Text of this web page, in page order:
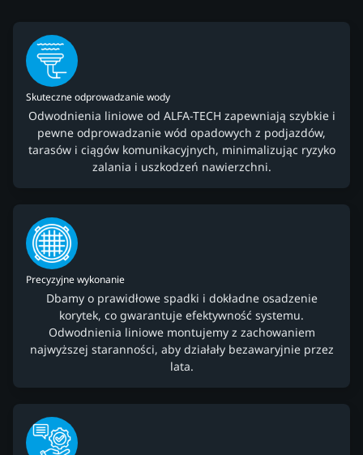
Skuteczne odprowadzanie wody
Odwodnienia liniowe od ALFA-TECH zapewniają szybkie i
pewne odprowadzanie wód opadowych z podjazdów,
tarasów i ciągów komunikacyjnych, minimalizując ryzyko
zalania i uszkodzeń nawierzchni.
Precyzyjne wykonanie
Dbamy o prawidłowe spadki i dokładne osadzenie
korytek, co gwarantuje efektywność systemu.
Odwodnienia liniowe montujemy z zachowaniem
najwyższej staranności, aby działały bezawaryjnie przez
lata.